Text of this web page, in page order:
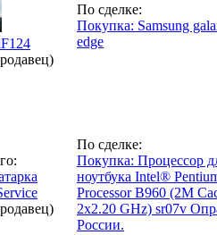
По сделке:
Покупка: Samsung
edge
По сделке:
Покупка: Процессор
ноутбука Intel®
Processor B960 (2M
2x2.20 GHz) sr07v
России.